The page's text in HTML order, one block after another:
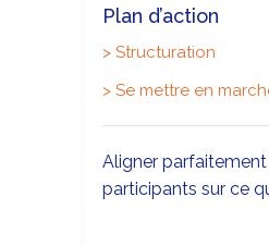
Plan d’action
> Structuration
> Se mettre en
Aligner parfaitement
participants sur ce